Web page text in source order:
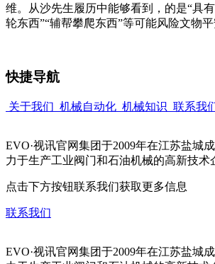
维。从沙先生履历中能够看到，的是“具
轮东西”“辅帮攀爬东西”等可能风险文物平
快捷导航
关于我们 机械自动化 机械知识 联系我
EVO·视讯官网集团于2009年在江苏盐城
力于生产工业阀门和石油机械的高新技术
点击下方按钮联系我们获取更多信息
联系我们
EVO·视讯官网集团于2009年在江苏盐城